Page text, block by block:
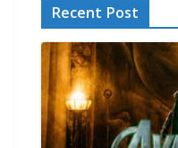
Recent Post